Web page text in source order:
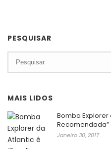
PESQUISAR
MAIS LIDOS
Bomba Explorer
Recomendada”
Janeiro 30, 2017